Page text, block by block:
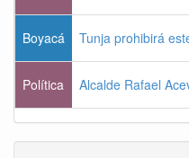
Boyacá Tunja prohibirá
Política Alcalde Rafael